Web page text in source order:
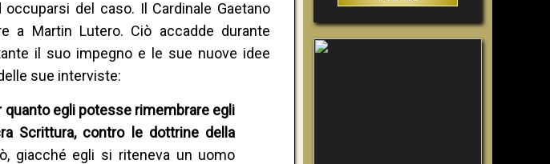
del caso. Il Cardinale Gaetano
a Martin Lutero. Ciò accadde durante
il suo impegno e le sue nuove idee
sue interviste:
quanto egli potesse rimembrare egli
Scrittura, contro le dottrine della
giacché egli si riteneva un uomo